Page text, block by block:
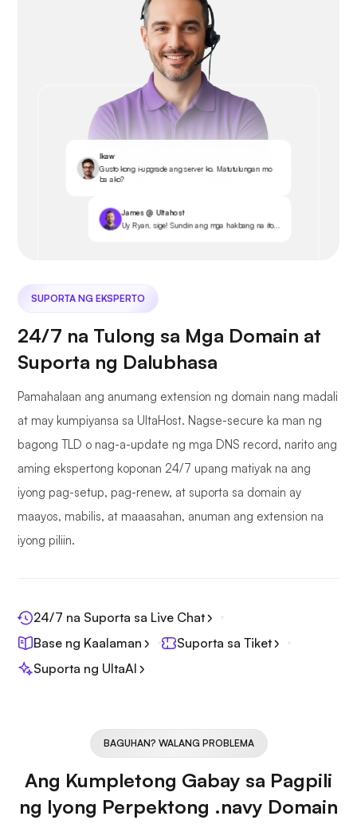
Ikaw
Gusto kong i-upgrade ang server ko. Matutulungan mo
ba ako?
James @ Ultahost
Uy Ryan, sige! Sundin ang mga hakbang na ito...
SUPORTA NG EKSPERTO
24/7 na Tulong sa Mga Domain at
Suporta ng Dalubhasa
Pamahalaan ang anumang extension ng domain nang madali
at may kumpiyansa sa UltaHost. Nagse-secure ka man ng
bagong TLD o nag-a-update ng mga DNS record, narito ang
aming ekspertong koponan 24/7 upang matiyak na ang
iyong pag-setup, pag-renew, at suporta sa domain ay
maayos, mabilis, at maaasahan, anuman ang extension na
iyong piliin.
24/7 na Suporta sa Live Chat
Base ng Kaalaman
Suporta sa Tiket
Suporta ng UltaAI
BAGUHAN? WALANG PROBLEMA
Ang Kumpletong Gabay sa Pagpili
ng Iyong Perpektong .navy Domain